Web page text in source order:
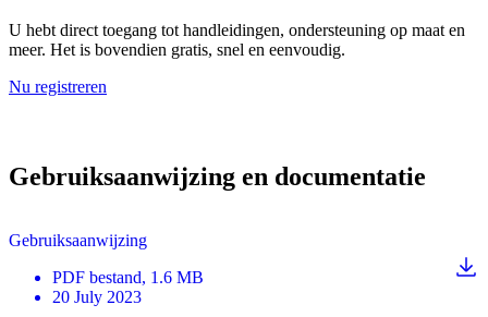
U hebt direct toegang tot handleidingen, ondersteuning op maat en
meer. Het is bovendien gratis, snel en eenvoudig.
Nu registreren
Gebruiksaanwijzing en documentatie
Gebruiksaanwijzing
PDF bestand, 1.6 MB
20 July 2023